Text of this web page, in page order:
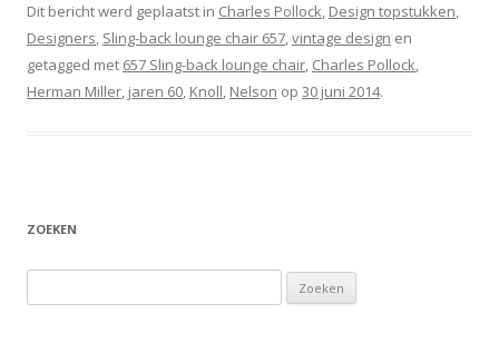
Dit bericht werd geplaatst in Charles Pollock, Design topstukken,
Designers, Sling-back lounge chair 657,vintage design en
getagged met 657 Sling-back lounge chair, Charles Pollock,
Herman Miller, jaren 60, Knoll, Nelson op 30 juni 2014.
ZOEKEN